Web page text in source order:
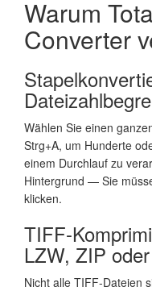
Warum
Converter
Wählen Sie einen
Strg+A, um Hunderte
einem Durchlauf zu
Hintergrund — Sie
klicken.
TIFF-
LZW, ZIP
Nicht alle TIFF-Dateien